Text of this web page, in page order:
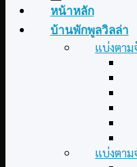
หน้าหลัก
บ้านพักพูลวิลล่า
แบ่งตาม
แบ่งตา